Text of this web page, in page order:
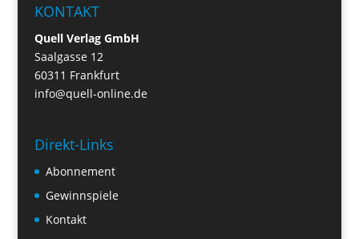
KONTAKT
Quell Verlag GmbH
Saalgasse 12
60311 Frankfurt
info@quell-online.de
Direkt-Links
Abonnement
Gewinnspiele
Kontakt